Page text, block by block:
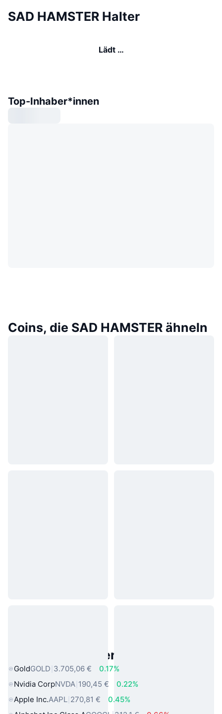
SAD HAMSTER Halter
Lädt …
Top-Inhaber*innen
Coins, die SAD HAMSTER ähneln
Beliebte reale Vermögenswerte
GoldGOLD 3.705,06 €
0.17%
Nvidia CorpNVDA 190,45 €
0.22%
Apple Inc.AAPL 270,81 €
0.45%